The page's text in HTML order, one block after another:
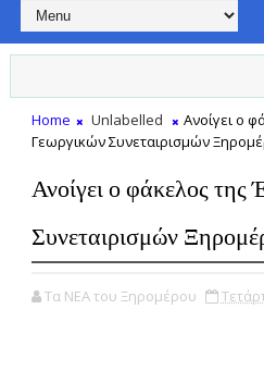
Home Unlabelled
Ανοίγει ο
Γεωργικών Συνεταιρισμών
Ανοίγει ο φάκελος
Συνεταιρισμών
Τα ΝΕΑ του Ξηρομέρου